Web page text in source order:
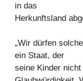
in das
Herkunftsland
„Wir dürfen
ein Staat, der
seine Kinder